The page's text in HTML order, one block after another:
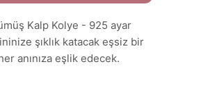
Kalp Kolye - 925 ayar
şıklık katacak eşsiz bir
anınıza eşlik edecek.